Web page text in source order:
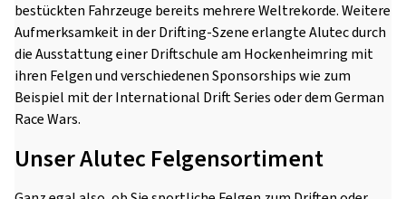
bestückten Fahrzeuge bereits mehrere Weltrekorde. Weitere
Aufmerksamkeit in der Drifting-Szene erlangte Alutec durch
die Ausstattung einer Driftschule am Hockenheimring mit
ihren Felgen und verschiedenen Sponsorships wie zum
Beispiel mit der International Drift Series oder dem German
Race Wars.
Unser Alutec Felgensortiment